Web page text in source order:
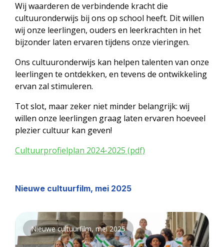
Wij waarderen de verbindende kracht die
cultuuronderwijs bij ons op school heeft. Dit willen
wij onze leerlingen, ouders en leerkrachten in het
bijzonder laten ervaren tijdens onze vieringen.
Ons cultuuronderwijs kan helpen talenten van onze
leerlingen te ontdekken, en tevens de ontwikkeling
ervan zal stimuleren.
Tot slot, maar zeker niet minder belangrijk: wij
willen onze leerlingen graag laten ervaren hoeveel
plezier cultuur kan geven!
Cultuurprofielplan 2024-2025 (pdf)
Nieuwe cultuurfilm, mei 2025
Nieuwe cultuurfilm, mei 2025